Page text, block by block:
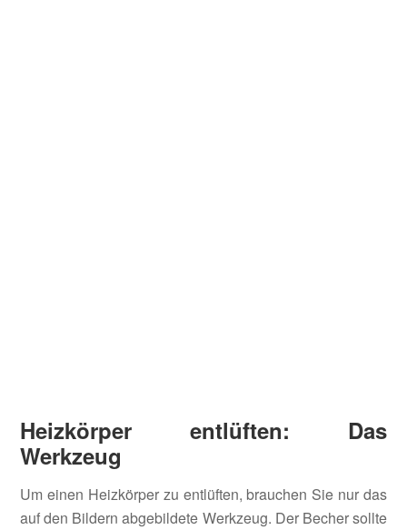
Heizkörper entlüften: Das
Werkzeug
Um einen Heizkörper zu entlüften, brauchen Sie nur das
auf den Bildern abgebildete Werkzeug. Der Becher sollte